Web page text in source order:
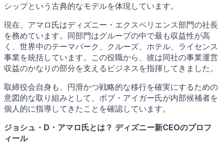
シップという古典的なモデルを体現しています。
現在、アマロ氏はディズニー・エクスペリエンス部門の社長
を務めています。同部門はグループの中で最も収益性が高
く、世界中のテーマパーク、クルーズ、ホテル、ライセンス
事業を統括しています。この役職から、彼は同社の事業運営
収益のかなりの部分を支えるビジネスを指揮してきました。
取締役会自身も、円滑かつ戦略的な移行を確実にするための
意図的な取り組みとして、ボブ・アイガー氏が内部候補者を
個人的に指導してきたことを確認しています。
ジョシュ・D・アマロ氏とは？ ディズニー新CEOのプロフ
ィール